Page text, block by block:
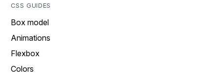
CSS GUIDES
Box model
Animations
Flexbox
Colors